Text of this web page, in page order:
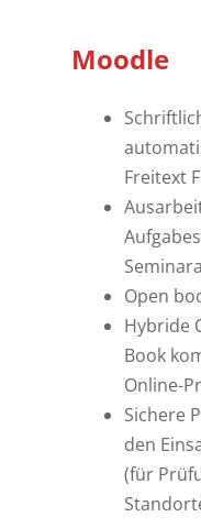
Moodle
Freitext
Open
Hybride
Book
Online-
Sichere
den
(für